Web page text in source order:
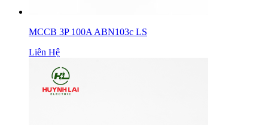
MCCB 3P 100A ABN103c LS
Liên Hệ